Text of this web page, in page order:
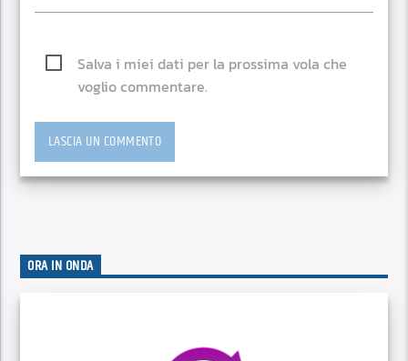
Salva i miei dati per la prossima vola che
voglio commentare.
ORA IN ONDA